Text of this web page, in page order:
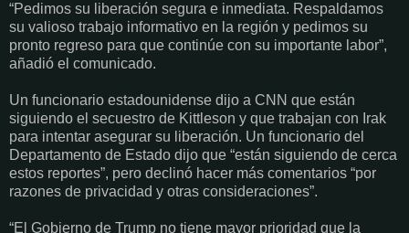
“Pedimos su liberación segura e inmediata. Respaldamos
su valioso trabajo informativo en la región y pedimos su
pronto regreso para que continúe con su importante labor”,
añadió el comunicado.
Un funcionario estadounidense dijo a CNN que están
siguiendo el secuestro de Kittleson y que trabajan con Irak
para intentar asegurar su liberación. Un funcionario del
Departamento de Estado dijo que “están siguiendo de cerca
estos reportes”, pero declinó hacer más comentarios “por
razones de privacidad y otras consideraciones”.
“El Gobierno de Trump no tiene mayor prioridad que la